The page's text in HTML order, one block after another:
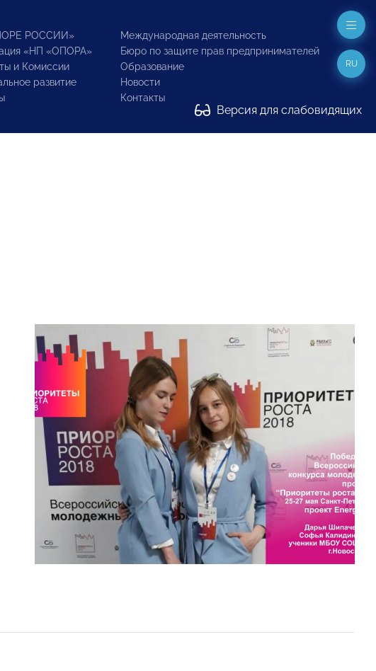
РОССИИ»
«НП «ОПОРА»
и Комиссии
развитие
Международная деятельность
Бюро по защите прав предпринимателей
Образование
Новости
Контакты
Версия для слабовидящих
RU